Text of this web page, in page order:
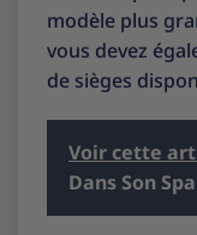
modèle plus
vous devez
de sièges
Voir cette
Dans Son